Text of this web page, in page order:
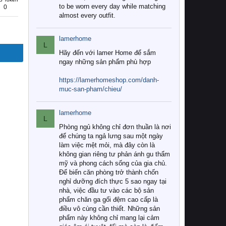
0
to be worn every day while matching
almost every outfit.
L
lamerhome
Hãy đến với lamer Home để sắm
ngay những sản phẩm phù hợp
https://lamerhomeshop.com/danh-
muc-san-pham/chieu/
L
lamerhome
Phòng ngủ không chỉ đơn thuần là nơi
để chúng ta ngả lưng sau một ngày
làm việc mệt mỏi, mà đây còn là
không gian riêng tư phản ánh gu thẩm
mỹ và phong cách sống của gia chủ.
Để biến căn phòng trở thành chốn
nghỉ dưỡng đích thực 5 sao ngay tại
nhà, việc đầu tư vào các bộ sản
phẩm chăn ga gối đệm cao cấp là
điều vô cùng cần thiết. Những sản
phẩm này không chỉ mang lại cảm